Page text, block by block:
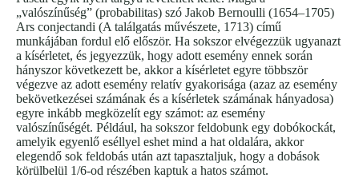
„valószínűség” (probabilitas) szó Jakob Bernoulli (1654–1705)
Ars conjectandi (A találgatás művészete, 1713) című
munkájában fordul elő először. Ha sokszor elvégezzük ugyanazt
a kísérletet, és jegyezzük, hogy adott esemény ennek során
hányszor következett be, akkor a kísérletet egyre többször
végezve az adott esemény relatív gyakorisága (azaz az esemény
bekövetkezései számának és a kísérletek számának hányadosa)
egyre inkább megközelít egy számot: az esemény
valószínűségét. Például, ha sokszor feldobunk egy dobókockát,
amelyik egyenlő eséllyel eshet mind a hat oldalára, akkor
elegendő sok feldobás után azt tapasztaljuk, hogy a dobások
körülbelül 1/6-od részében kaptuk a hatos számot.